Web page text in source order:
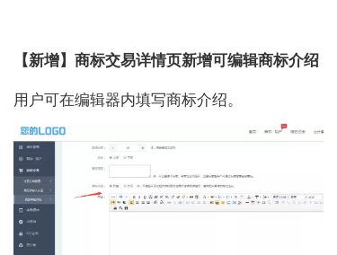
【新增】商标交易详情页新增可编辑商标介绍
用户可在编辑器内填写商标介绍。